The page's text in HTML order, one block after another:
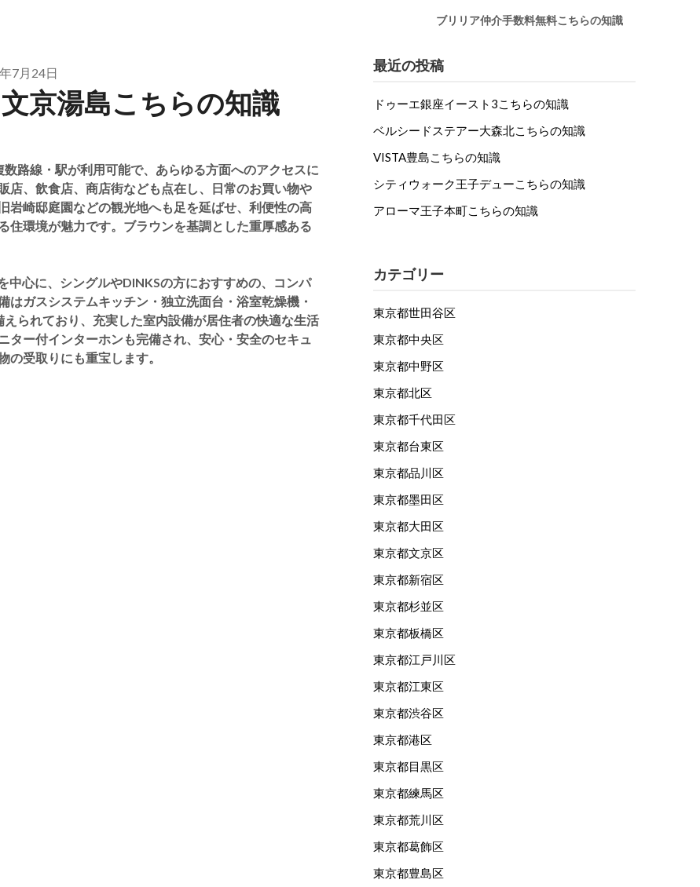
ブリリア仲介手数料無料こちらの知識
7月24日
京湯島こちらの知識
路線・駅が利用可能で、あらゆる方面へのアクセスに
店、飲食店、商店街なども点在し、日常のお買い物や
岩崎邸庭園などの観光地へも足を延ばせ、利便性の高
住環境が魅力です。ブラウンを基調とした重厚感ある
心に、シングルやDINKSの方におすすめの、コンパ
ガスシステムキッチン・独立洗面台・浴室乾燥機・
られており、充実した室内設備が居住者の快適な生活
ター付インターホンも完備され、安心・安全のセキュ
の受取りにも重宝します。
最近の投稿
ドゥーエ銀座イースト3こちらの知識
ベルシードステアー大森北こちらの知識
VISTA豊島こちらの知識
シティウォーク王子デューこちらの知識
アローマ王子本町こちらの知識
カテゴリー
東京都世田谷区
東京都中央区
東京都中野区
東京都北区
東京都千代田区
東京都台東区
東京都品川区
東京都墨田区
東京都大田区
東京都文京区
東京都新宿区
東京都杉並区
東京都板橋区
東京都江戸川区
東京都江東区
東京都渋谷区
東京都港区
東京都目黒区
東京都練馬区
東京都荒川区
東京都葛飾区
東京都豊島区